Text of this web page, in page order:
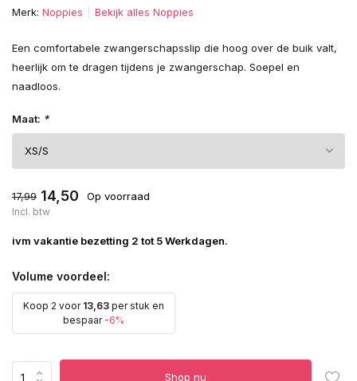
Merk: Noppies Bekijk alles Noppies
Een comfortabele zwangerschapsslip die hoog over de buik valt,
heerlijk om te dragen tijdens je zwangerschap. Soepel en
naadloos.
Maat: *
17,99 14,50 Op voorraad
Incl. btw
ivm vakantie bezetting 2 tot 5 Werkdagen.
Volume voordeel:
Koop 2 voor 13,63 per stuk en
bespaar -6%
Shop nu